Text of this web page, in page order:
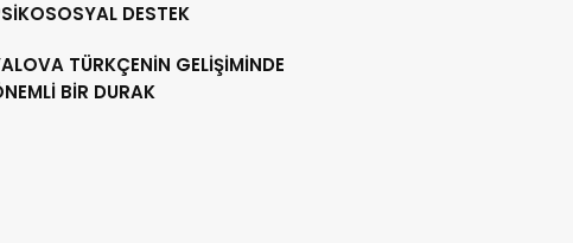
DESTEK
TÜRKÇENİN GELİŞİMİNDE
BİR DURAK